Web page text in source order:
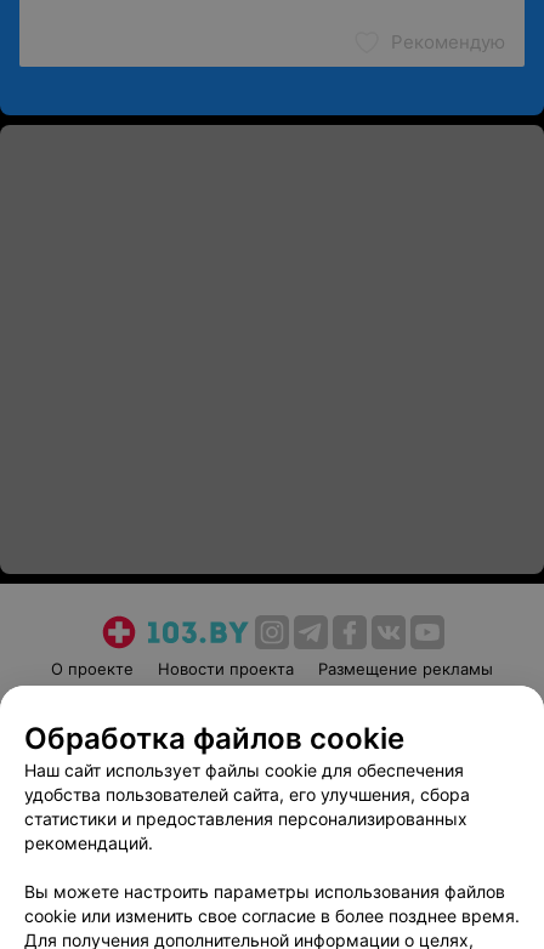
Рекомендую
О проекте Новости проекта
Размещение рекламы
Пользовательское соглашение
Способы оплаты
Вакансии
Партнеры
Написать руководителю 103.by
Обработка персональных данных
Обработка файлов cookie
Наш сайт использует файлы cookie для обеспечения
удобства пользователей сайта, его улучшения, сбора
статистики и предоставления персонализированных
рекомендаций.
Вы можете настроить параметры использования файлов
cookie или изменить свое согласие в более позднее время.
Для получения дополнительной информации о целях,